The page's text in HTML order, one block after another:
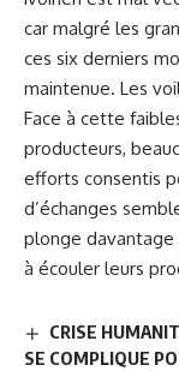
car malgré les
ces six derniers
maintenue. Les
Face à cette
producteurs,
efforts consentis
d’échanges
plonge
à écouler leurs
CRISE
SE COMPLIQUE